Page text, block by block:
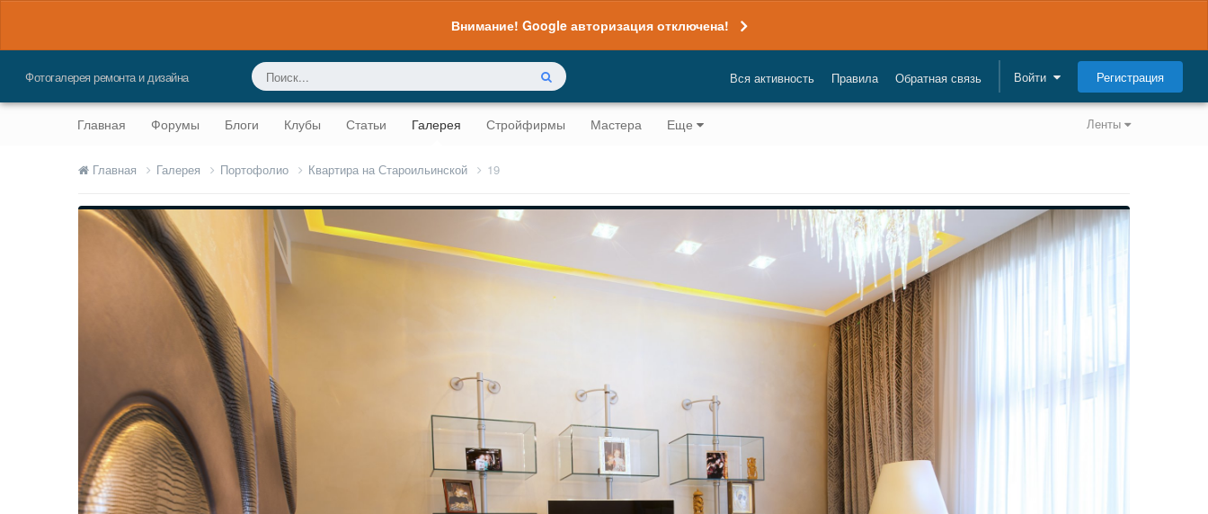
Внимание! Google авторизация отключена!
Фотогалерея ремонта и дизайна Вся активность Правила Обратная связь Войти Регистрация
Ленты
Главная Форумы Блоги Клубы Статьи Галерея Стройфирмы Мастера Еще
Главная Галерея Портофолио Квартира на Староильинской 19